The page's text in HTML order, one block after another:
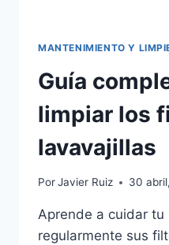
MANTENIMIENTO Y
Guía
limpiar los
lavavajillas
PorJavier Ruiz 30
Aprende a cuidar tu
regularmente sus